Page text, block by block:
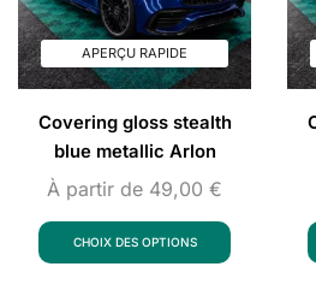
APERÇU RAPIDE
Covering gloss stealth
blue metallic Arlon
À partir de 49,00 €
CHOIX DES OPTIONS